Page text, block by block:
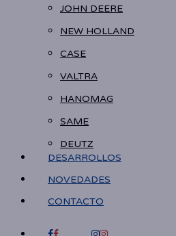
JOHN DEERE
NEW HOLLAND
CASE
VALTRA
HANOMAG
SAME
DEUTZ
DESARROLLOS
NOVEDADES
CONTACTO
FACEBOOKINSTAGRAM